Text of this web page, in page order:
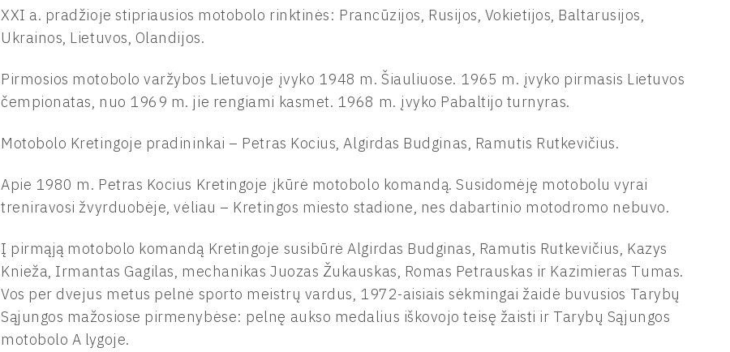
XXI a. pradžioje stipriausios motobolo rinktinės: Prancūzijos, Rusijos, Vokietijos, Baltarusijos,
Ukrainos, Lietuvos, Olandijos.
Pirmosios motobolo varžybos Lietuvoje įvyko 1948 m. Šiauliuose. 1965 m. įvyko pirmasis Lietuvos
čempionatas, nuo 1969 m. jie rengiami kasmet. 1968 m. įvyko Pabaltijo turnyras.
Motobolo Kretingoje pradininkai – Petras Kocius, Algirdas Budginas, Ramutis Rutkevičius.
Apie 1980 m. Petras Kocius Kretingoje įkūrė motobolo komandą. Susidomėję motobolu vyrai
treniravosi žvyrduobėje, vėliau – Kretingos miesto stadione, nes dabartinio motodromo nebuvo.
Į pirmąją motobolo komandą Kretingoje susibūrė Algirdas Budginas, Ramutis Rutkevičius, Kazys
Knieža, Irmantas Gagilas, mechanikas Juozas Žukauskas, Romas Petrauskas ir Kazimieras Tumas.
Vos per dvejus metus pelnė sporto meistrų vardus, 1972-aisiais sėkmingai žaidė buvusios Tarybų
Sąjungos mažosiose pirmenybėse: pelnę aukso medalius iškovojo teisę žaisti ir Tarybų Sąjungos
motobolo A lygoje.